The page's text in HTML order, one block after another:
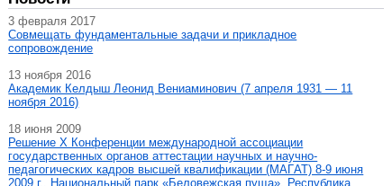
3 февраля 2017
Совмещать фундаментальные задачи и прикладное
сопровождение
13 ноября 2016
Академик Келдыш Леонид Вениаминович (7 апреля 1931 — 11
ноября 2016)
18 июня 2009
Решение X Конференции международной ассоциации
государственных органов аттестации научных и научно-
педагогических кадров высшей квалификации (МАГAT) 8-9 июня
2009 г., Национальный парк «Беловежская пуща», Республика